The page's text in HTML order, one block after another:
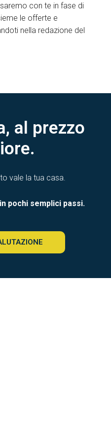
con te in fase di
le offerte e
nella redazione del
al prezzo
vale la tua casa.
pochi semplici passi.